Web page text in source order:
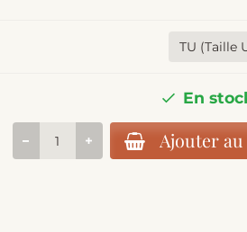
En
Ajouter